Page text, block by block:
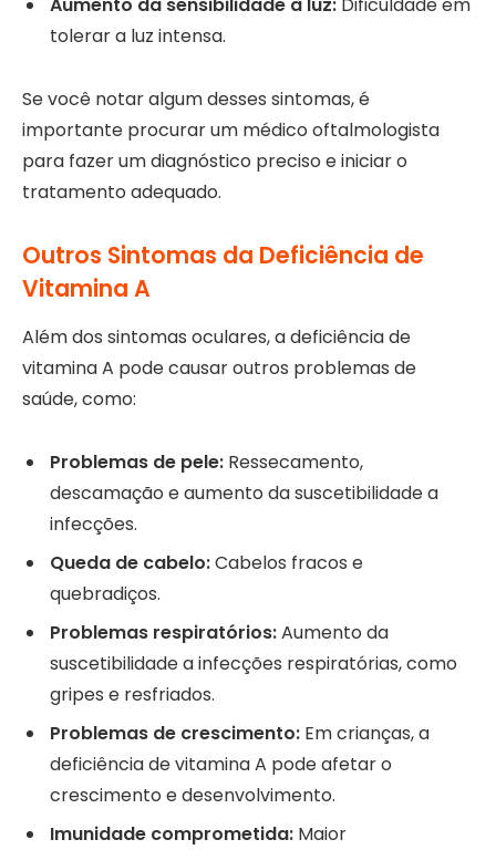
Aumento da sensibilidade à luz: Dificuldade em
tolerar a luz intensa.
Se você notar algum desses sintomas, é
importante procurar um médico oftalmologista
para fazer um diagnóstico preciso e iniciar o
tratamento adequado.
Outros Sintomas da Deficiência de
Vitamina A
Além dos sintomas oculares, a deficiência de
vitamina A pode causar outros problemas de
saúde, como:
Problemas de pele: Ressecamento,
descamação e aumento da suscetibilidade a
infecções.
Queda de cabelo:Cabelos fracos e
quebradiços.
Problemas respiratórios:Aumento da
suscetibilidade a infecções respiratórias, como
gripes e resfriados.
Problemas de crescimento: Em crianças, a
deficiência de vitamina A pode afetar o
crescimento e desenvolvimento.
Imunidade comprometida: Maior